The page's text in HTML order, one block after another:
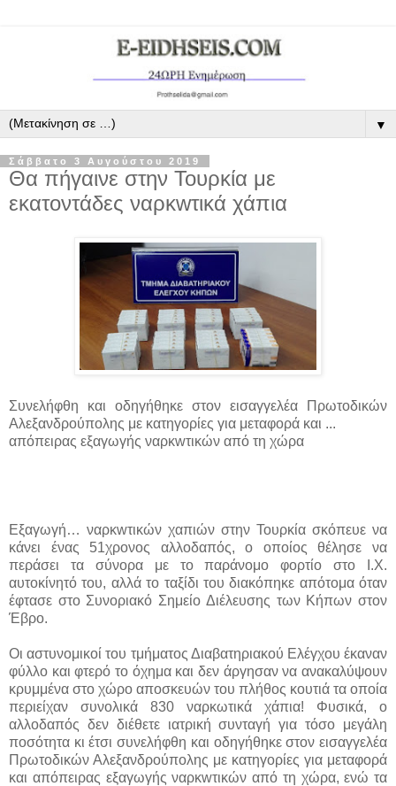
▼
Σάββατο 3 Αυγούστου 2019
Θα πήγαινε στην Τουρκία με
εκατοντάδες ναρκwτικά χάπια
Συνελήφθη και οδηγήθηκε στον εισαγγελέα Πρωτοδικών
Αλεξανδρούπολης με κατηγορίες για μεταφορά και ...
απόπειρας εξαγωγής ναρκwτικών από τη χώρα
Εξαγωγή… ναρκwτικών χαπιών στην Τουρκία σκόπευε να
κάνει ένας 51χρονος αλλοδαπός, ο οποίος θέλησε να
περάσει τα σύνορα με το παράνομο φορτίο στο Ι.Χ.
αυτοκίνητό του, αλλά το ταξίδι του διακόπηκε απότομα όταν
έφτασε στο Συνοριακό Σημείο Διέλευσης των Κήπων στον
Έβρο.
Οι αστυνομικοί του τμήματος Διαβατηριακού Ελέγχου έκαναν
φύλλο και φτερό το όχημα και δεν άργησαν να ανακαλύψουν
κρυμμένα στο χώρο αποσκευών του πλήθος κουτιά τα οποία
περιείχαν συνολικά 830 ναρκωτικά χάπια! Φυσικά, ο
αλλοδαπός δεν διέθετε ιατρική συνταγή για τόσο μεγάλη
ποσότητα κι έτσι συνελήφθη και οδηγήθηκε στον εισαγγελέα
Πρωτοδικών Αλεξανδρούπολης με κατηγορίες για μεταφορά
και απόπειρας εξαγωγής ναρκwτικών από τη χώρα, ενώ τα